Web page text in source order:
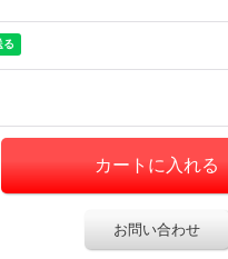
お問い合わせ